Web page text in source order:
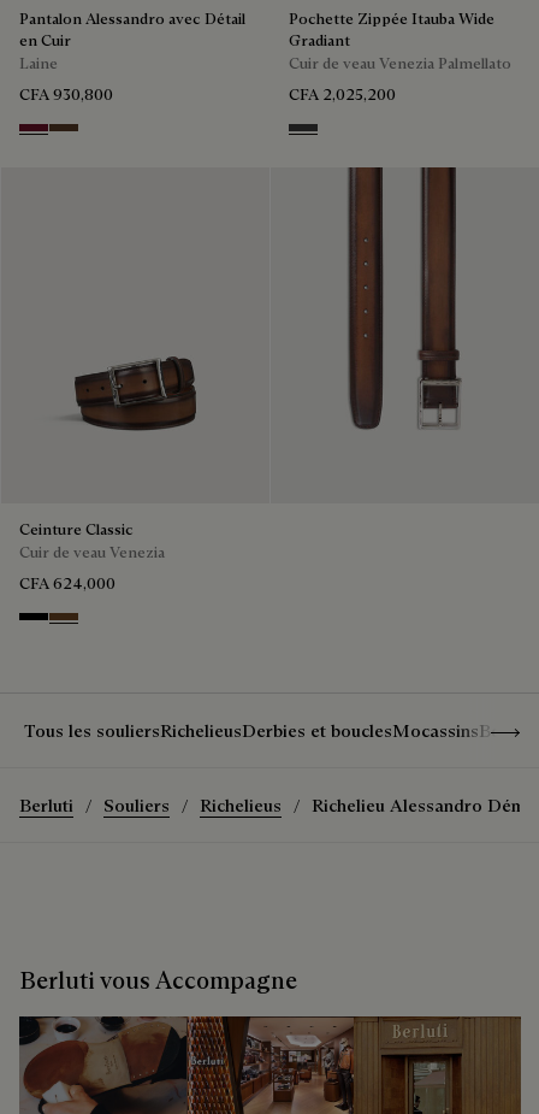
Pantalon Alessandro avec Détail
en Cuir
Laine
CFA 930,800
Nero Bordo
Earth Brown
Pochette Zippée Itauba Wide
Gradiant
Cuir de veau Venezia Palmellato
CFA 2,025,200
Grey Flanel
Ceinture Classic
Cuir de veau Venezia
CFA 624,000
NeroTobacco Bis
Tous les souliersRichelieusDerbies et bouclesMocassins
Berluti Souliers Richelieus Richelieu Alessandro
Berluti vous Accompagne